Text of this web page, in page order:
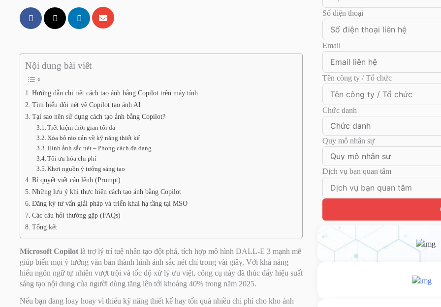
Nội dung bài viết
Hướng dẫn chi tiết cách tạo ảnh bằng Copilot trên máy tính
Tìm hiểu đôi nét về Copilot tạo ảnh AI
Tại sao nên sử dụng cách tạo ảnh bằng Copilot?
Tiết kiệm thời gian tối đa
Xóa bỏ rào cản về kỹ năng thiết kế
Hình ảnh sắc nét – Phong cách đa dạng
Tối ưu hóa chi phí
Khơi nguồn ý tưởng sáng tạo
Bí quyết viết câu lệnh (Prompt)
Những lưu ý khi thực hiện cách tạo ảnh bằng Copilot
Đăng ký tư vấn giải pháp và triển khai hạ tầng tại MSO
Các câu hỏi thường gặp (FAQs)
Tổng kết
Microsoft Copilot là trợ lý trí tuệ nhân tạo đột phá, tích hợp mô hình DALL-E 3 mạnh mẽ
giúp biến mọi ý tưởng văn bản thành hình ảnh sắc nét chỉ trong vài giây. Với khả năng
hiểu ngôn ngữ tự nhiên vượt trội và tốc độ xử lý ưu việt, công cụ này đã thúc đẩy hiệu suất
sáng tạo nội dung của người dùng tăng lên tới khoảng 40% trong năm 2025.
Nếu bạn đang loay hoay vì thiếu kỹ năng thiết kế hay tốn quá nhiều chi phí cho kho ảnh
Số điện thoại
Email
Tên công ty / Tổ chức
Chức danh
Quy mô nhân sự
Dịch vụ bạn quan tâm